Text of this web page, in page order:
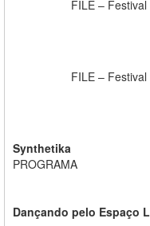
FILE –
FILE –
Synthetika
PROGRAMA
Dançando pelo Espaço